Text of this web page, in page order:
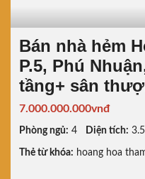
Bán nhà hẻm
P.5, Phú
tầng+ sân
7.000.000.000vnđ
Phòng ngủ: 4 Diện tích:
Thẻ từ khóa: hoang hoa